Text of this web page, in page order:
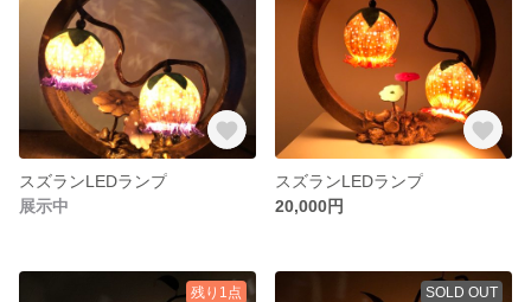
スズランLEDランプ
展示中
スズランLEDランプ
20,000円
残り1点 SOLD OUT